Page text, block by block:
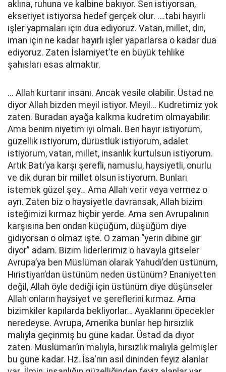
aklına, ruhuna ve kalbine bakıyor. Sen istiyorsan,
ekseriyet istiyorsa hedef gerçek olur. ….tabi hayırlı
işler yapmaları için dua ediyoruz. Vatan, millet, din,
iman için ne kadar hayırlı işler yaparlarsa o kadar dua
ediyoruz. Zaten İslamiyet’te en büyük tehlike
şahısları esas almaktır.
... Allah kurtarır insanı. Ancak vesile olabilir. Üstad ne
diyor Allah bizden meyil istiyor. Meyil... Kudretimiz yok
zaten. Buradan ayağa kalkma kudretim olmayabilir.
Ama benim niyetim iyi olmalı. Ben hayır istiyorum,
güzellik istiyorum, dürüstlük istiyorum, adalet
istiyorum, vatan, millet, insanlık kurtulsun istiyorum.
Artık Batı’ya karşı şerefli, namuslu, haysiyetli, onurlu
ve dik duran bir millet olsun istiyorum. Bunları
istemek güzel şey… Ama Allah verir veya vermez o
ayrı. Zaten biz o haysiyetle davransak, Allah bizim
isteğimizi kırmaz hiçbir yerde. Ama sen Avrupalının
karşısına ben ondan küçüğüm, düşüğüm diye
gidiyorsan o olmaz işte. O zaman “yerin dibine gir
diyor” adam. Bizim liderlerimiz o havayla gitseler
Avrupa’ya ben Müslüman olarak Yahudi’den üstünüm,
Hıristiyan’dan üstünüm neden üstünüm? Enaniyetten
değil, Allah öyle dediği için üstünüm diye düşünseler
Allah onların haysiyet ve şereflerini kırmaz. Ama
bizimkiler kapılarda bekliyorlar… Ayaklarını öpecekler
neredeyse. Avrupa, Amerika bunlar hep hırsızlık
malıyla geçinmiş bu güne kadar. Üstad da diyor
zaten. Müslüman’ın malıyla, hırsızlık malıyla gelmişler
bu güne kadar. Hz. İsa'nın asıl dininden feyiz alanlar